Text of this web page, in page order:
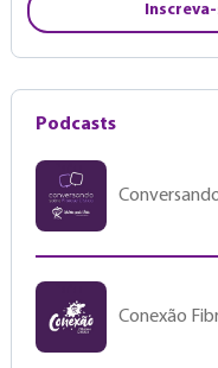
Podcasts
Conexão